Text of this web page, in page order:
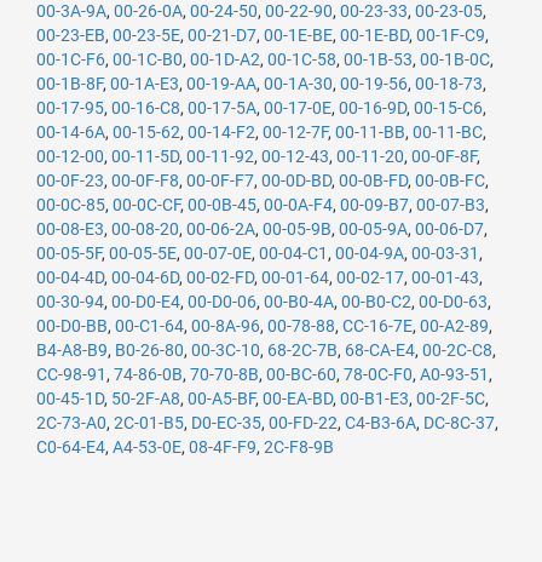
00-3A-9A, 00-26-0A, 00-24-50, 00-22-90, 00-23-33, 00-23-05,
00-23-EB, 00-23-5E, 00-21-D7, 00-1E-BE, 00-1E-BD, 00-1F-C9,
00-1C-F6, 00-1C-B0, 00-1D-A2, 00-1C-58, 00-1B-53, 00-1B-0C,
00-1B-8F, 00-1A-E3, 00-19-AA, 00-1A-30, 00-19-56, 00-18-73,
00-17-95, 00-16-C8, 00-17-5A, 00-17-0E, 00-16-9D, 00-15-C6,
00-14-6A, 00-15-62, 00-14-F2, 00-12-7F, 00-11-BB, 00-11-BC,
00-12-00, 00-11-5D, 00-11-92, 00-12-43, 00-11-20, 00-0F-8F,
00-0F-23, 00-0F-F8, 00-0F-F7, 00-0D-BD, 00-0B-FD, 00-0B-FC,
00-0C-85, 00-0C-CF, 00-0B-45, 00-0A-F4, 00-09-B7, 00-07-B3,
00-08-E3, 00-08-20, 00-06-2A, 00-05-9B, 00-05-9A, 00-06-D7,
00-05-5F, 00-05-5E, 00-07-0E, 00-04-C1 , 00-04-9A, 00-03-31 ,
00-04-4D, 00-04-6D, 00-02-FD, 00-01-64, 00-02-17, 00-01-43,
00-30-94, 00-D0-E4, 00-D0-06, 00-B0-4A, 00-B0-C2, 00-D0-63,
00-D0-BB, 00-C1-64, 00-8A-96, 00-78-88, CC-16-7E, 00-A2-89,
B4-A8-B9, B0-26-80, 00-3C-10, 68-2C-7B, 68-CA-E4, 00-2C-C8,
CC-98-91 , 74-86-0B, 70-70-8B, 00-BC-60, 78-0C-F0, A0-93-51 ,
00-45-1D, 50-2F-A8, 00-A5-BF, 00-EA-BD, 00-B1-E3, 00-2F-5C,
2C-73-A0, 2C-01-B5, D0-EC-35, 00-FD-22, C4-B3-6A, DC-8C-37,
C0-64-E4, A4-53-0E, 08-4F-F9, 2C-F8-9B